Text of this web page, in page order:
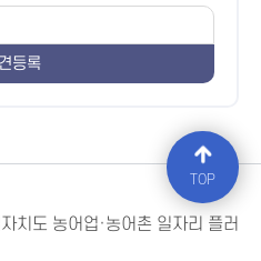
치도 농어업·농어촌 일자리 플러스
TOP